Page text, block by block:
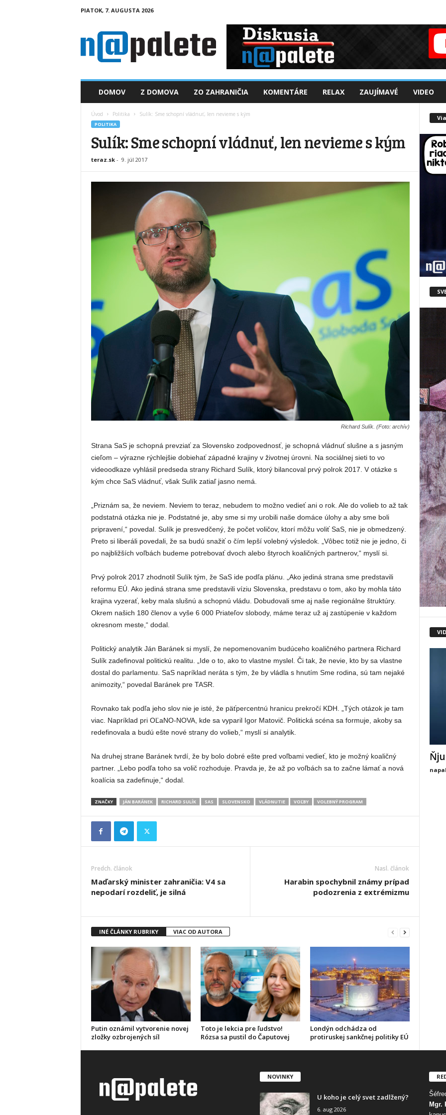
PIATOK, 7. AUGUSTA 2026
a
DOMOV Z DOMOVA ZO ZAHRANIČIA KOMENTÁRE RELAX ZAUJÍMAVÉ VIDEO
Úvod Politika Sulík: Sme schopní vládnuť, len nevieme s kým
POLITIKA
Sulík: Sme schopní vládnuť, len nevieme s kým
teraz.sk- 9. júl 2017
Richard Sulík. (Foto: archív)
Strana SaS je schopná prevziať za Slovensko zodpovednosť, je schopná vládnuť slušne a s jasným
cieľom – výrazne rýchlejšie dobiehať západné krajiny v životnej úrovni. Na sociálnej sieti to vo
videoodkaze vyhlásil predseda strany Richard Sulík, ktorý bilancoval prvý polrok 2017. V otázke s
kým chce SaS vládnuť, však Sulík zatiaľ jasno nemá.
„Priznám sa, že neviem. Neviem to teraz, nebudem to možno vedieť ani o rok. Ale do volieb to až tak
podstatná otázka nie je. Podstatné je, aby sme si my urobili naše domáce úlohy a aby sme boli
pripravení,“ povedal. Sulík je presvedčený, že počet voličov, ktorí môžu voliť SaS, nie je obmedzený.
Preto si liberáli povedali, že sa budú snažiť o čím lepší volebný výsledok. „Vôbec totiž nie je jedno, či
po najbližších voľbách budeme potrebovať dvoch alebo štyroch koaličných partnerov,“ myslí si.
Prvý polrok 2017 zhodnotil Sulík tým, že SaS ide podľa plánu. „Ako jediná strana sme predstavili
reformu EÚ. Ako jediná strana sme predstavili víziu Slovenska, predstavu o tom, ako by mohla táto
krajina vyzerať, keby mala slušnú a schopnú vládu. Dobudovali sme aj naše regionálne štruktúry.
Okrem našich 180 členov a vyše 6 000 Priateľov slobody, máme teraz už aj zastúpenie v každom
okresnom meste,“ dodal.
Politický analytik Ján Baránek si myslí, že nepomenovaním budúceho koaličného partnera Richard
Sulík zadefinoval politickú realitu. „Ide o to, ako to vlastne myslel. Či tak, že nevie, kto by sa vlastne
dostal do parlamentu. SaS napríklad neráta s tým, že by vládla s hnutím Sme rodina, sú tam nejaké
animozity,“ povedal Baránek pre TASR.
Rovnako tak podľa jeho slov nie je isté, že päťpercentnú hranicu prekročí KDH. „Tých otázok je tam
viac. Napríklad pri OĽaNO-NOVA, kde sa vyparil Igor Matovič. Politická scéna sa formuje, akoby sa
redefinovala a budú ešte nové strany do volieb,“ myslí si analytik.
Na druhej strane Baránek tvrdí, že by bolo dobré ešte pred voľbami vedieť, kto je možný koaličný
partner. „Lebo podľa toho sa volič rozhoduje. Pravda je, že až po voľbách sa to začne lámať a nová
koalícia sa zadefinuje,“ dodal.
ZNAČKY JÁN BARÁNEK RICHARD SULÍK SAS SLOVENSKO VLÁDNUTIE VOĽBY VOLEBNÝ PROGRAM
Predch. článok
Maďarský minister zahraničia: V4 sa
nepodarí rozdeliť, je silná
Nasl. článok
Harabin spochybnil známy prípad
podozrenia z extrémizmu
INÉ ČLÁNKY RUBRIKY VIAC OD AUTORA
Putin oznámil vytvorenie novej
zložky ozbrojených síl
Toto je lekcia pre ľudstvo!
Rózsa sa pustil do Čaputovej
Londýn odchádza od
protiruskej sankčnej politiky EÚ
NOVINKY
U koho je celý svet zadlžený?
6. aug 2026
Mgr.